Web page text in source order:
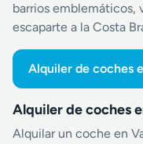
barrios emblemáticos,
escaparte a la Costa
Alquiler de coches
Alquiler de coches
Alquilar un coche en